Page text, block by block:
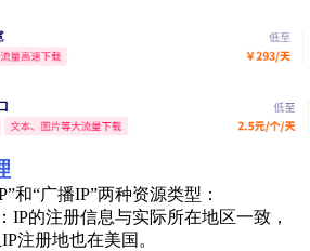
和“广播IP”两种资源类型：
IP的注册信息与实际所在地区一致，
注册地也在美国。